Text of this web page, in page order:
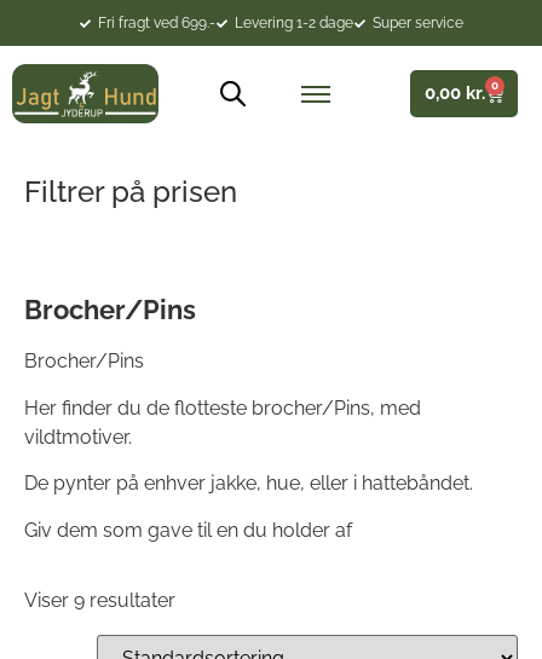
Fri fragt ved 699.- Levering 1-2 dage Super service
0,00 kr. 0
Filtrer på prisen
Brocher/Pins
Brocher/Pins
Her finder du de flotteste brocher/Pins, med
vildtmotiver.
De pynter på enhver jakke, hue, eller i hattebåndet.
Giv dem som gave til en du holder af
Viser 9 resultater